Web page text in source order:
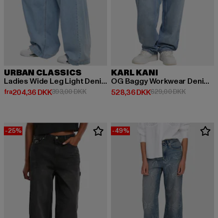
URBAN CLASSICS
Ladies Wide Leg Light Denim
fra204,36 DKK
Nuværende pris: Fra 204,36 DKK
393,00 DKKKampagnepris: 393,00 DKK
KARL KANI
OG Baggy Workwear Denim vintage
528,36 DKK
Nuværende pris: 528,36 DKK
629,00 DKK
-25% -49%